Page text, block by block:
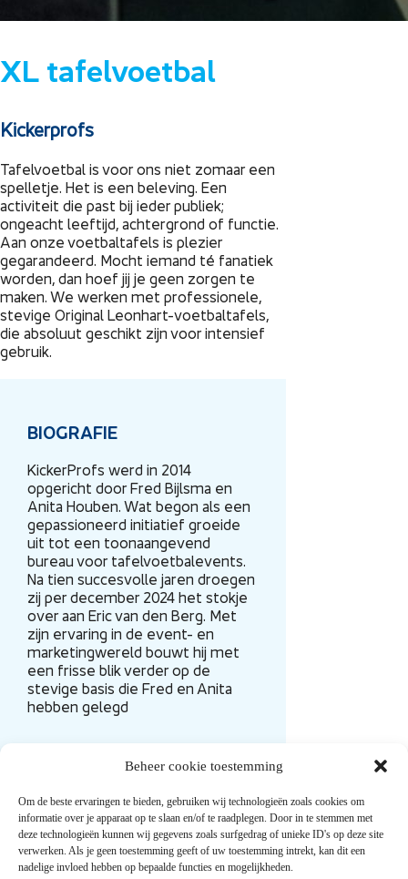
Beheer cookie toestemming
Om de beste ervaringen te bieden, gebruiken wij technologieën zoals cookies om
informatie over je apparaat op te slaan en/of te raadplegen. Door in te stemmen met
deze technologieën kunnen wij gegevens zoals surfgedrag of unieke ID's op deze site
verwerken. Als je geen toestemming geeft of uw toestemming intrekt, kan dit een
nadelige invloed hebben op bepaalde functies en mogelijkheden.
XL tafelvoetbal
Kickerprofs
Tafelvoetbal is voor ons niet zomaar een
spelletje. Het is een beleving. Een
activiteit die past bij ieder publiek;
ongeacht leeftijd, achtergrond of functie.
Aan onze voetbaltafels is plezier
gegarandeerd. Mocht iemand té fanatiek
worden, dan hoef jij je geen zorgen te
maken. We werken met professionele,
stevige Original Leonhart-voetbaltafels,
die absoluut geschikt zijn voor intensief
gebruik.
BIOGRAFIE
KickerProfs werd in 2014
opgericht door Fred Bijlsma en
Anita Houben. Wat begon als een
gepassioneerd initiatief groeide
uit tot een toonaangevend
bureau voor tafelvoetbalevents.
Na tien succesvolle jaren droegen
zij per december 2024 het stokje
over aan Eric van den Berg. Met
zijn ervaring in de event- en
marketingwereld bouwt hij met
een frisse blik verder op de
stevige basis die Fred en Anita
hebben gelegd
Snel naar